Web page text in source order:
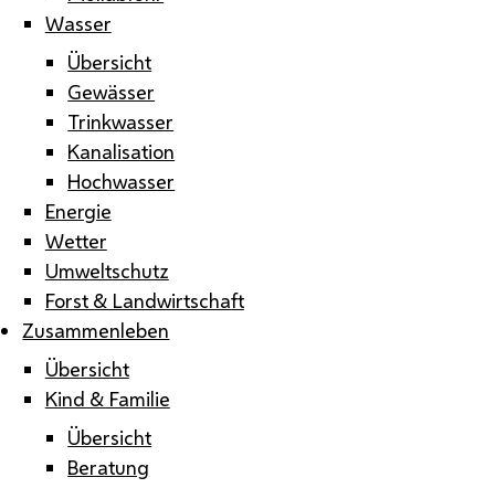
Wasser
Übersicht
Gewässer
Trinkwasser
Kanalisation
Hochwasser
Energie
Wetter
Umweltschutz
Forst & Landwirtschaft
Zusammenleben
Übersicht
Kind & Familie
Übersicht
Beratung